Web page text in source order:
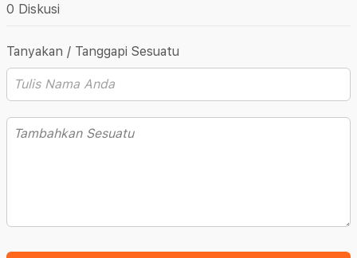
0 Diskusi
Tanyakan / Tanggapi Sesuatu